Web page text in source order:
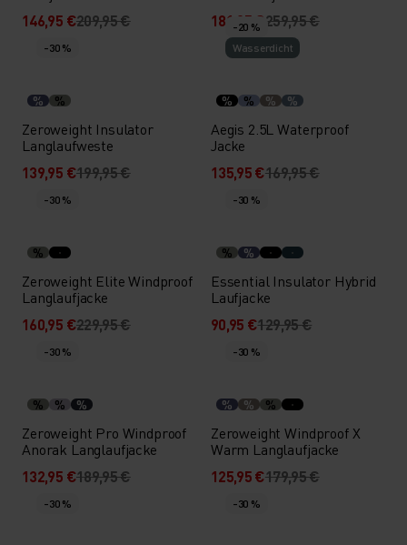
146,95 €209,95 €
181,95 €259,95 €
-30 %
% %
Zeroweight Insulator
Langlaufweste
139,95 €199,95 €
-20 %
Wasserdicht
% % % %
Aegis 2.5L Waterproof
Jacke
135,95 €169,95 €
-30 %
%
Zeroweight Elite Windproof
Langlaufjacke
160,95 €229,95 €
-30 %
% %
Essential Insulator Hybrid
Laufjacke
90,95 €129,95 €
-30 %
% % %
Zeroweight Pro Windproof
Anorak Langlaufjacke
132,95 €189,95 €
-30 %
% % %
Zeroweight Windproof X
Warm Langlaufjacke
125,95 €179,95 €
-30 % -30 %